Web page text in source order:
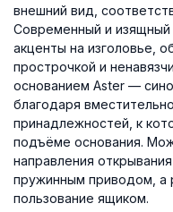
внешний вид,
Современный и
акценты на изголовье,
прострочкой и
основанием Aster —
благодаря
принадлежностей, к
подъёме основания.
направления
пружинным приводом, а
пользование ящиком.